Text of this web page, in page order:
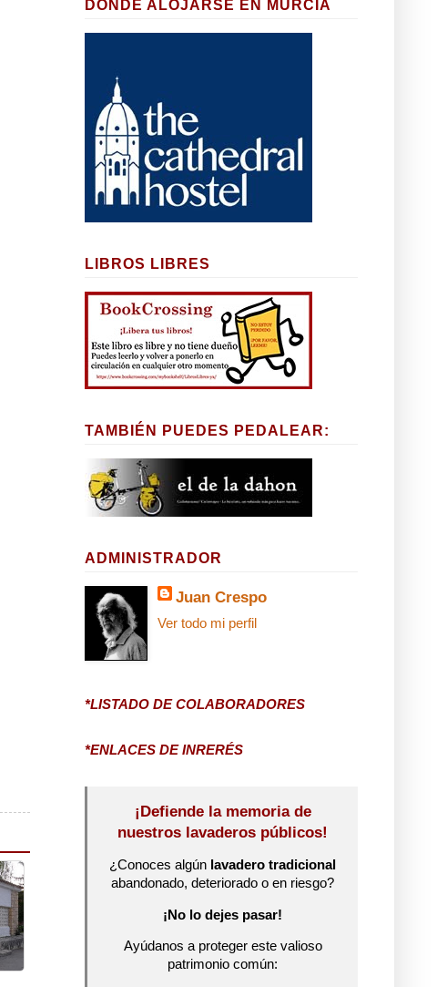
DÓNDE ALOJARSE EN MURCIA
LIBROS LIBRES
TAMBIÉN PUEDES PEDALEAR:
ADMINISTRADOR
Juan Crespo
Ver todo mi perfil
*LISTADO DE COLABORADORES
*ENLACES DE INRERÉS
¡Defiende la memoria de
nuestros lavaderos públicos!
¿Conoces algún lavadero tradicional
abandonado, deteriorado o en riesgo?
¡No lo dejes pasar!
Ayúdanos a proteger este valioso
patrimonio común: